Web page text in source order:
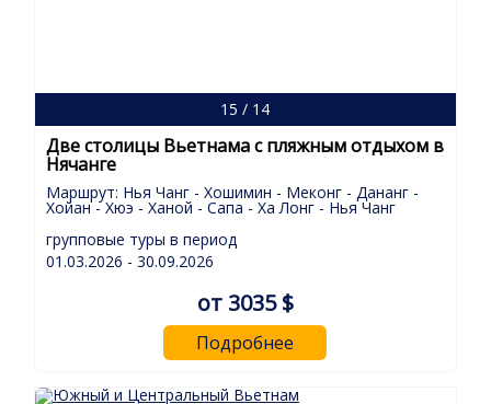
15 / 14
Две столицы Вьетнама с пляжным отдыхом в
Нячанге
Маршрут: Нья Чанг - Хошимин - Меконг - Дананг -
Хойан - Хюэ - Ханой - Сапа - Ха Лонг - Нья Чанг
групповые туры в период
01.03.2026 - 30.09.2026
от 3035 $
Подробнее